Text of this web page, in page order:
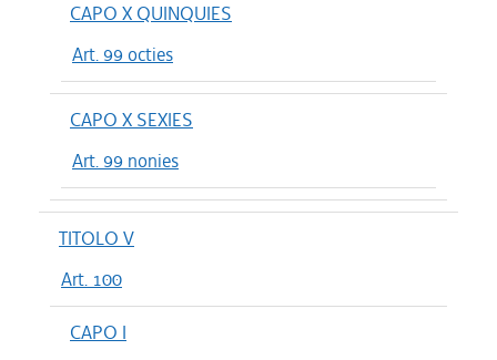
CAPO X QUINQUIES
Art. 99 octies
CAPO X SEXIES
Art. 99 nonies
TITOLO V
Art. 100
CAPO I